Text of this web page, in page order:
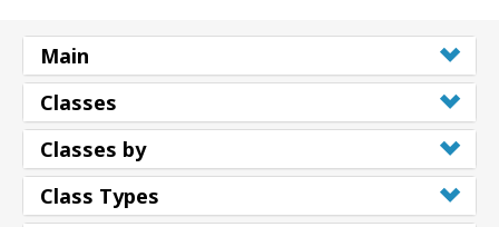
Main
Classes
Classes by
Class Types